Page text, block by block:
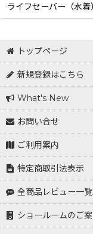
ライフセーバー（水着）
トップページ
新規登録はこちら
What's New
お問い合せ
ご利用案内
特定商取引法表示
全商品レビュー一覧
ショールームのご